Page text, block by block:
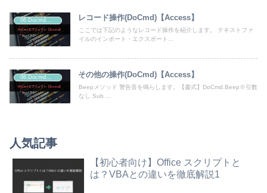
レコード操作(DoCmd)【Access】
ここでは下記のようなレコード操作を紹介します。 テキストファ
イルのインポート・エクスポート...
その他の操作(DoCmd)【Access】
Beepメソッド 警告音を鳴らします。【書式】DoCmd.Beep※引数
なし Sub ...
人気記事
【初心者向け】Office スクリプトと
は？VBAとの違いを徹底解説1